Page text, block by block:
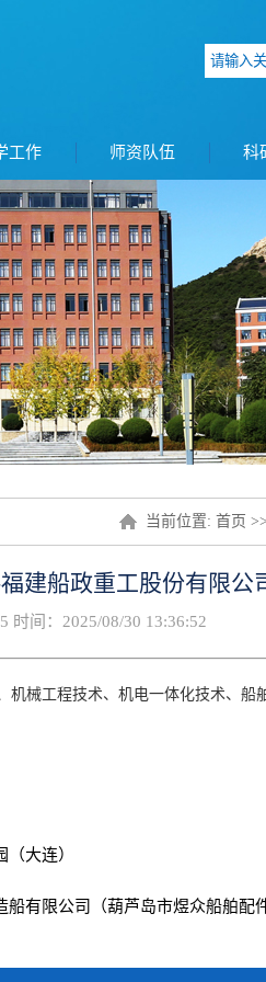
工作 师资队伍 科
当前位置: 首页 >>
建船政重工股份有限公
时间：2025/08/30 13:36:52
械工程技术、机电一体化技术、船
大连）
有限公司（葫芦岛市煜众船舶配